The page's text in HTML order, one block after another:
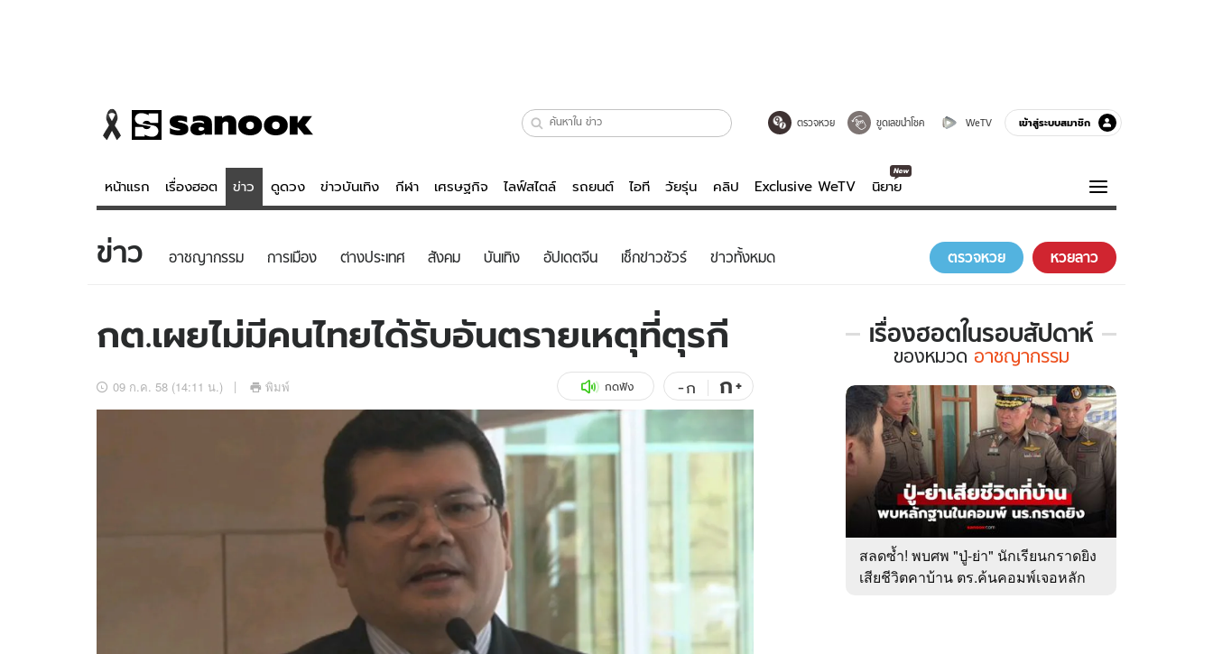
ตรวจหวย ขูดเลขนำโชค WeTV เข้าสู่ระบบสมาชิก
หน้าแรก เรื่องฮอต ข่าว ดูดวง ข่าวบันเทิง กีฬา เศรษฐกิจ ไลฟ์สไตล์ รถยนต์ ไอที วัยรุ่น คลิป Exclusive WeTV นิยาย
ข่าว
ข่าวบันเทิง
ดูดวง - ตรวจหวย
สถิติหวยไทย
ไลฟ์สไตล์
วัยรุ่น
รถยนต์
สุขภาพ
เที่ยว-กิน
Tasteful Thailand
Sanook Choice
บันเทิงครบรส
คลิป
พอดแคสต์
ความรู้รอบตัว
ฮาวทู
ติดตามสนุกโซเชียลได้ที่
ข่าว อาชญากรรม การเมือง ต่างประเทศ สังคม บันเทิง อัปเดตจีน เช็กข่าวชัวร์ ข่าวทั้งหมด ตรวจหวย หวยลาว
กต.เผยไม่มีคนไทยได้รับอันตรายเหตุที่ตุรกี
09 ก.ค. 58 (14:11 น.) พิมพ์ กดฟัง -ก ก+
เรื่องฮอตในรอบสัปดาห์
เรื่อง
ใน
รอบ
สัปดาห์
ของ
หมวด
อาชญากรรม
ของหมวด อาชญากรรม
สลดซ้ำ! พบศพ "ปู่-ย่า" นักเรียนกราดยิง
เสียชีวิตคาบ้าน ตร.ค้นคอมพ์เจอหลัก